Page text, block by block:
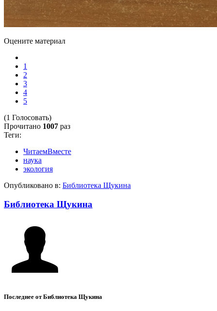
Оцените материал
1
2
3
4
5
(1 Голосовать)
Прочитано 1007 раз
Теги:
ЧитаемВместе
наука
экология
Опубликовано в: Библиотека Щукина
Библиотека Щукина
Последнее от Библиотека Щукина